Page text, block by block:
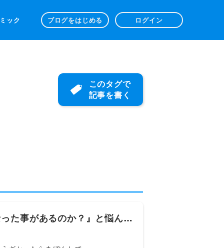
ック ブログをはじめる ログイン
このタグで
記事を書く
た事があるのか？』と悩んだ
→結果